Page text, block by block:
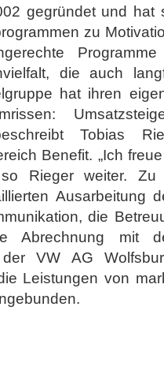
gegründet und hat
zu
die auch
hat ihren
beschreibt Tobias
Benefit. „Ich
so Rieger weiter. Zu
Ausarbeitung
die
Abrechnung mit
der VW AG
Leistungen von